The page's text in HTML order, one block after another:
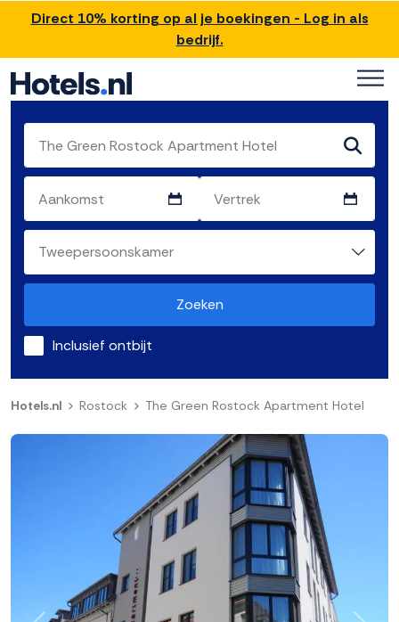
Direct 10% korting op al je boekingen - Log in als
bedrijf.
Zoeken
Inclusief ontbijt
Hotels.nl Rostock The Green Rostock Apartment Hotel